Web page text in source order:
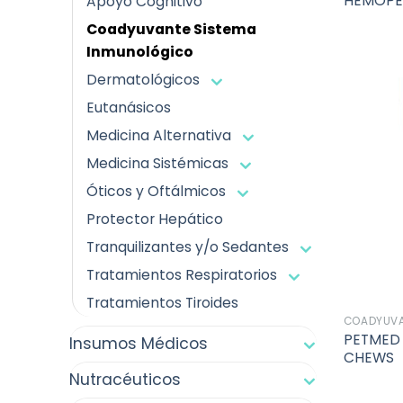
Coadyuvante Sistema
Inmunológico
Dermatológicos
Eutanásicos
Medicina Alternativa
Medicina Sistémicas
Óticos y Oftálmicos
Protector Hepático
Tranquilizantes y/o Sedantes
Tratamientos Respiratorios
Tratamientos Tiroides
Insumos Médicos
Nutracéuticos
CHEWS